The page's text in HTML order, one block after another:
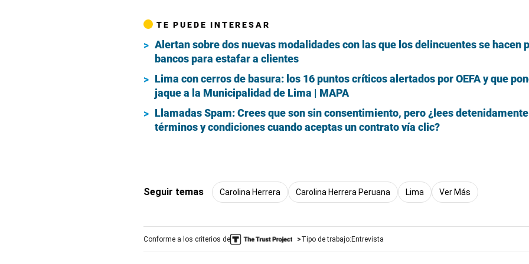
TE PUEDE INTERESAR
Alertan sobre dos nuevas modalidades con las que los delincuentes se hacen
bancos para estafar a clientes
Lima con cerros de basura: los 16 puntos críticos alertados por OEFA y que
jaque a la Municipalidad de Lima | MAPA
Llamadas Spam: Crees que son sin consentimiento, pero ¿lees
términos y condiciones cuando aceptas un contrato vía clic?
Seguir temas Carolina Herrera Carolina Herrera Peruana Lima Ver Más
Conforme a los criterios de Tipo de trabajo: Entrevista